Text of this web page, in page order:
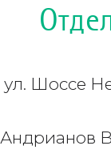
ул. Шоссе
Андрианов